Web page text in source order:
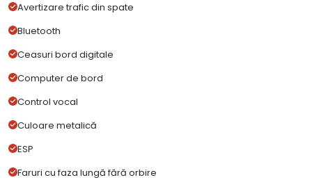
Avertizare trafic din spate
Bluetooth
Ceasuri bord digitale
Computer de bord
Control vocal
Culoare metalică
ESP
Faruri cu faza lungă fără orbire